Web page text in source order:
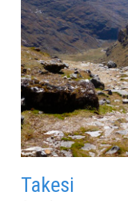
Takesi